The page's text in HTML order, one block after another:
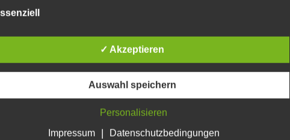
Adresse
Personen zugeordnet.
Sie uns per Kontaktformular Anfragen senden, werden Ihre Angaben
der von Ihnen angegebenen Kontaktdaten zur Bearbeitung der
✓ Akzeptieren
Auswahl speichern
Personalisieren
Impressum
| Datenschutzbedingungen